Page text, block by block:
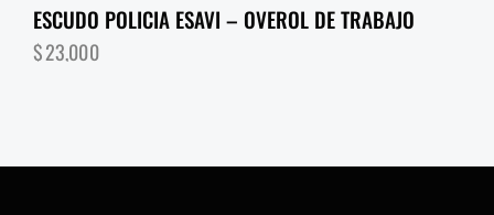
ESCUDO POLICIA ESAVI – OVEROL DE TRABAJO
$23,000